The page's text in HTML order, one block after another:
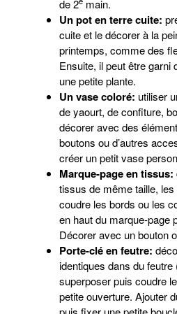
de 2 main.
Un pot en terre cuite:
cuite et le décorer à la
printemps, comme des
Ensuite, il peut être garni
une petite plante.
Un vase coloré: utiliser
de yaourt, de confiture,
décorer avec des
boutons ou d’autres
créer un petit vase
Marque-page en tissus:
tissus de même taille, les
coudre les bords ou les
en haut du marque-page
Décorer avec un bouton
Porte-clé en feutre:
identiques dans du
superposer puis coudre
petite ouverture. Ajouter